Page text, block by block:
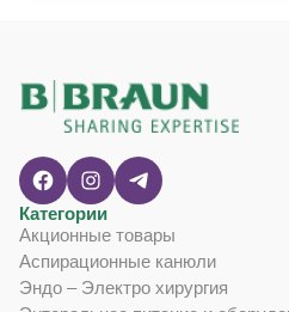
Категории
Акционные товары
Аспирационные канюли
Эндо – Электро хирургия